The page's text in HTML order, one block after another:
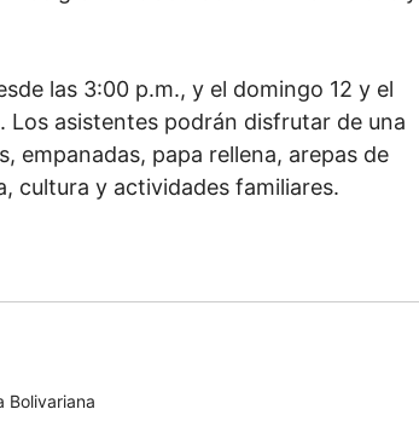
las 3:00 p.m., y el domingo 12 y el
Los asistentes podrán disfrutar de una
empanadas, papa rellena, arepas de
cultura y actividades familiares.
Bolivariana